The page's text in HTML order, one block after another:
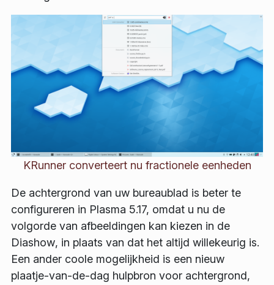
KRunner converteert nu fractionele eenheden
De achtergrond van uw bureaublad is beter te
configureren in Plasma 5.17, omdat u nu de
volgorde van afbeeldingen kan kiezen in de
Diashow, in plaats van dat het altijd willekeurig is.
Een ander coole mogelijkheid is een nieuw
plaatje-van-de-dag hulpbron voor achtergrond,